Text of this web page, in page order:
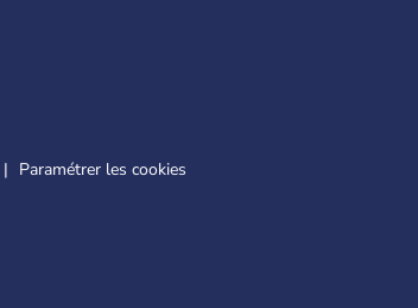
Paramétrer les cookies